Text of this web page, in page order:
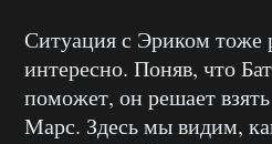
Ситуация с Эриком тоже
интересно. Поняв, что
поможет, он решает
Марс. Здесь мы видим,